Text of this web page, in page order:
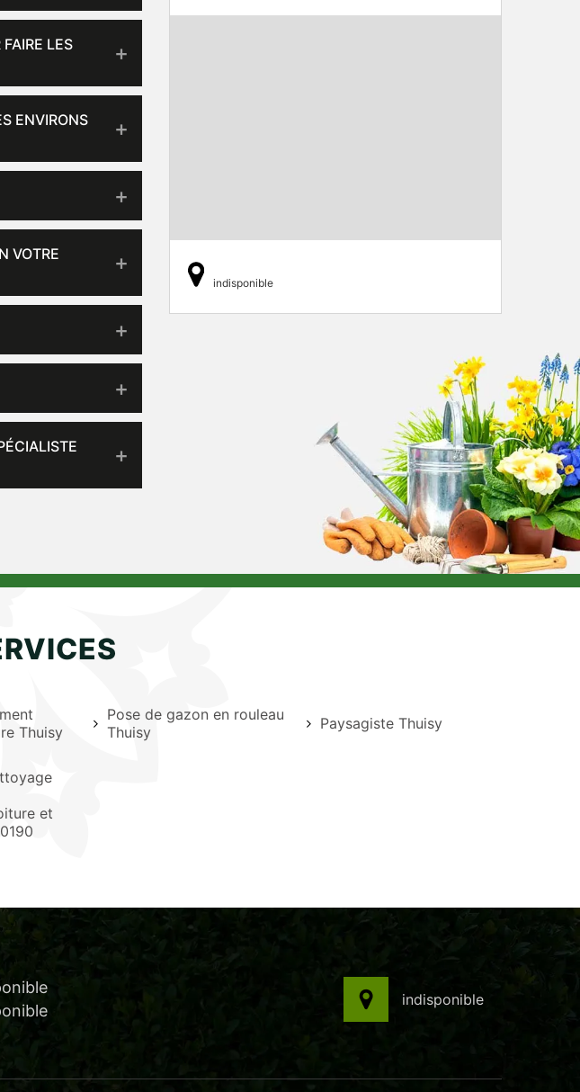
LES
ENVIRONS
VOTRE
indisponible
Thuisy
Pose de gazon en rouleau
Thuisy
Paysagiste Thuisy
et
indisponible